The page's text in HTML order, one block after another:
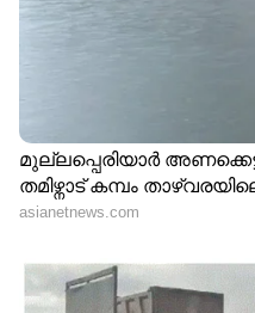
RECOMMENDED STORIES
ക്രെറ്റയെ വിറപ്പിക്കാൻ